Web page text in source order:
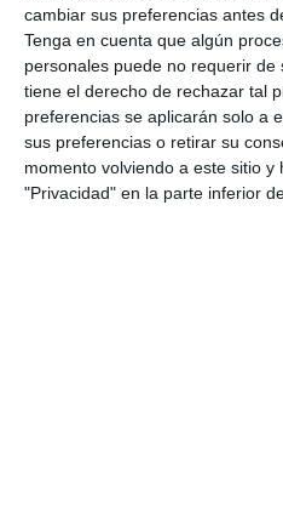
cambiar sus preferencias antes
Tenga en cuenta que algún
personales puede no requerir
tiene el derecho de rechazar tal
preferencias se aplicarán solo a
sus preferencias o retirar su
momento volviendo a este sitio y
"Privacidad" en la parte inferior
ACTUALIDAD
Mijas nos
proteger
mares
REPORTAJES